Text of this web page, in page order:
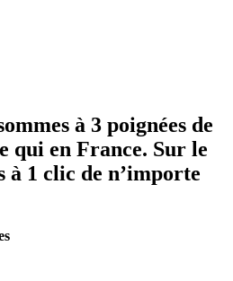
à 3 poignées de
qui en France. Sur le
à 1 clic de n’importe